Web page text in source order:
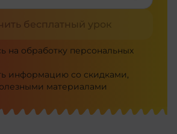
бесплатный урок
на обработку персональных
информацию со скидками,
материалами